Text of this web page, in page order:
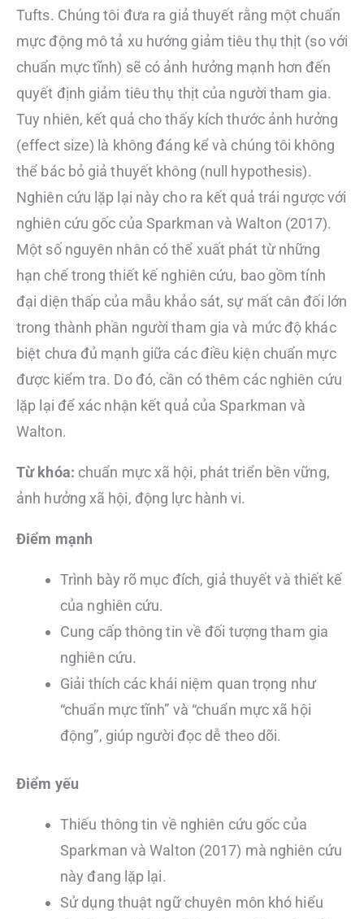
Tufts. Chúng tôi đưa ra giả thuyết rằng một chuẩn
mực động mô tả xu hướng giảm tiêu thụ thịt (so với
chuẩn mực tĩnh) sẽ có ảnh hưởng mạnh hơn đến
quyết định giảm tiêu thụ thịt của người tham gia.
Tuy nhiên, kết quả cho thấy kích thước ảnh hưởng
(effect size) là không đáng kể và chúng tôi không
thể bác bỏ giả thuyết không (null hypothesis).
Nghiên cứu lặp lại này cho ra kết quả trái ngược với
nghiên cứu gốc của Sparkman và Walton (2017).
Một số nguyên nhân có thể xuất phát từ những
hạn chế trong thiết kế nghiên cứu, bao gồm tính
đại diện thấp của mẫu khảo sát, sự mất cân đối lớn
trong thành phần người tham gia và mức độ khác
biệt chưa đủ mạnh giữa các điều kiện chuẩn mực
được kiểm tra. Do đó, cần có thêm các nghiên cứu
lặp lại để xác nhận kết quả của Sparkman và
Walton.
Từ khóa: chuẩn mực xã hội, phát triển bền vững,
ảnh hưởng xã hội, động lực hành vi.
Điểm mạnh
Trình bày rõ mục đích, giả thuyết và thiết kế
của nghiên cứu.
Cung cấp thông tin về đối tượng tham gia
nghiên cứu.
Giải thích các khái niệm quan trọng như
“chuẩn mực tĩnh” và “chuẩn mực xã hội
động”, giúp người đọc dễ theo dõi.
Điểm yếu
Thiếu thông tin về nghiên cứu gốc của
Sparkman và Walton (2017) mà nghiên cứu
này đang lặp lại.
Sử dụng thuật ngữ chuyên môn khó hiểu